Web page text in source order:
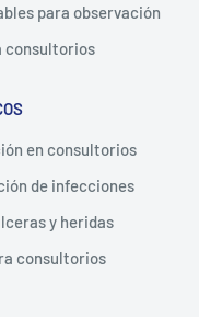
para observación
consultorios
en consultorios
de infecciones
y heridas
consultorios